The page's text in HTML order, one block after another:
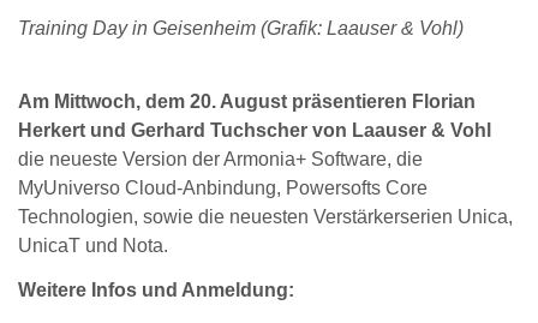
Training Day in Geisenheim (Grafik: Laauser & Vohl)
Am Mittwoch, dem 20. August präsentieren Florian
Herkert und Gerhard Tuchscher von Laauser & Vohl
die neueste Version der Armonia+ Software, die
MyUniverso Cloud-Anbindung, Powersofts Core
Technologien, sowie die neuesten Verstärkerserien Unica,
UnicaT und Nota.
Weitere Infos und Anmeldung: